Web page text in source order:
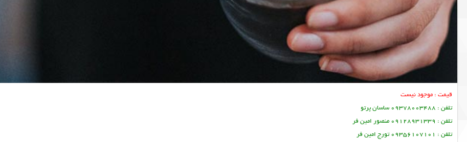
قیمت : موجود نیست
تلفن : 09378003488 ساسان پرتو
تلفن : 09128931339 منصور امین فر
تلفن : 09356107101 تورج امین فر